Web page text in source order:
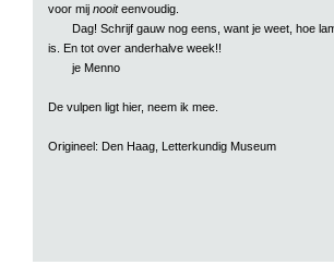
voor mij nooiteenvoudig.
Dag! Schrijf gauw nog eens, want je weet, hoe
is. En tot over anderhalve week!!
je Menno
De vulpen ligt hier, neem ik mee.
Origineel: Den Haag, Letterkundig Museum